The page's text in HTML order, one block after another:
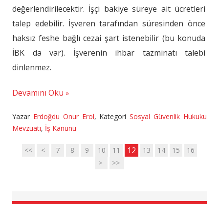
değerlendirilecektir. İşçi bakiye süreye ait ücretleri
talep edebilir. İşveren tarafından süresinden önce
haksız feshe bağlı cezai şart istenebilir (bu konuda
İBK da var). İşverenin ihbar tazminatı talebi
dinlenmez.
Devamını Oku
Yazar Erdoğdu Onur Erol, Kategori Sosyal Güvenlik Hukuku
Mevzuatı, İş Kanunu
<< < 7 8 9 10 11 12 13 14 15
16
>
>>